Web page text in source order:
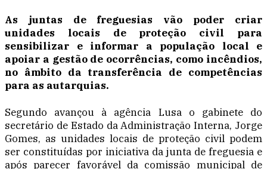
As juntas de freguesias vão poder criar
unidades locais de proteção civil para
sensibilizar e informar a população local e
apoiar a gestão de ocorrências, como incêndios,
no âmbito da transferência de competências
para as autarquias.
Segundo avançou à agência Lusa o gabinete do
secretário de Estado da Administração Interna, Jorge
Gomes, as unidades locais de proteção civil podem
ser constituídas por iniciativa da junta de freguesia e
após parecer favorável da comissão municipal de